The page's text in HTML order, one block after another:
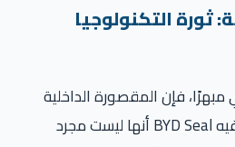
ثورة التكنولوجيا
مبهرًا، فإن المقصورة الداخلية
هي المكان الذي تثبت فيه BYD Seal أنها ليست مجرد